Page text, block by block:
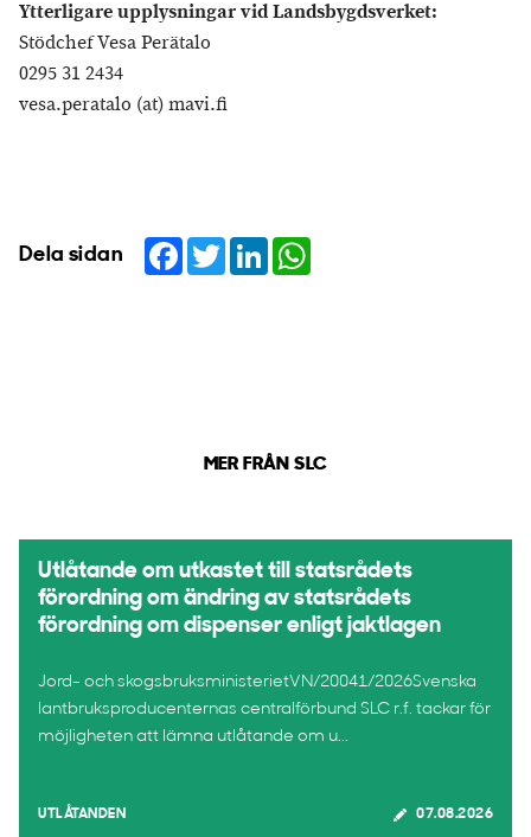
Ytterligare upplysningar vid Landsbygdsverket:
Stödchef Vesa Perätalo
0295 31 2434
vesa.peratalo (at) mavi.fi
Dela sidan Facebook
TwitterLinkedIn
MER FRÅN SLC
Utlåtande om utkastet till statsrådets
förordning om ändring av statsrådets
förordning om dispenser enligt jaktlagen
Jord- och skogsbruksministerietVN/20041/2026Svenska
lantbruksproducenternas centralförbund SLC r.f. tackar för
möjligheten att lämna utlåtande om u...
UTLÅTANDEN 07.08.2026